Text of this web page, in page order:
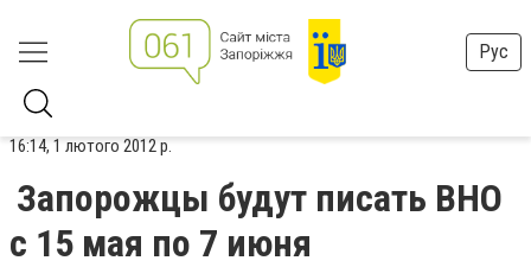
Рус
16:14, 1 лютого 2012 р.
Запорожцы будут писать ВНО
с 15 мая по 7 июня